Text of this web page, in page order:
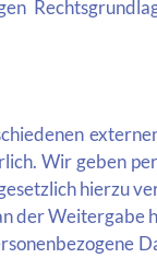
Wir geben
hierzu
der